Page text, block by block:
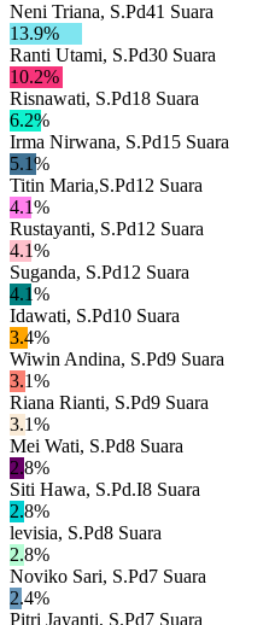
Neni Triana, S.Pd41 Suara
13.9%
Ranti Utami, S.Pd30 Suara
10.2%
Risnawati, S.Pd18 Suara
6.2%
Irma Nirwana, S.Pd15 Suara
5.1%
Titin Maria,S.Pd12 Suara
4.1%
Rustayanti, S.Pd12 Suara
4.1%
Suganda, S.Pd12 Suara
4.1%
Idawati, S.Pd10 Suara
3.4%
Wiwin Andina, S.Pd9 Suara
3.1%
Riana Rianti, S.Pd9 Suara
3.1%
Mei Wati, S.Pd8 Suara
2.8%
Siti Hawa, S.Pd.I8 Suara
2.8%
levisia, S.Pd8 Suara
2.8%
Noviko Sari, S.Pd7 Suara
2.4%
Pitri Jayanti, S.Pd7 Suara